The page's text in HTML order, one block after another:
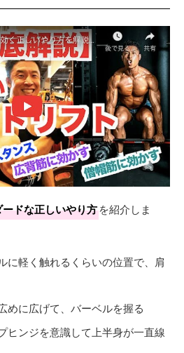
ドな正しいやり方を紹介しま
に軽く触れるくらいの位置で、肩
めに広げて、バーベルを握る
ヒンジを意識して上半身が一直線